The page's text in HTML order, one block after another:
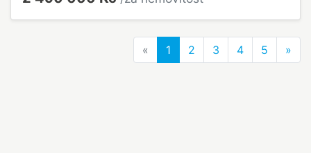
« Previous
1 2 3 4 5 »